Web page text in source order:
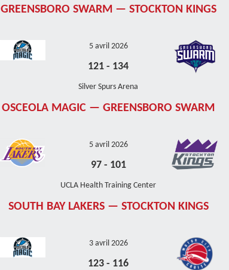
GREENSBORO SWARM — STOCKTON KINGS
5 avril 2026
121 - 134
Silver Spurs Arena
OSCEOLA MAGIC — GREENSBORO SWARM
5 avril 2026
97- 101
UCLA Health Training Center
SOUTH BAY LAKERS — STOCKTON KINGS
3 avril 2026
123 - 116